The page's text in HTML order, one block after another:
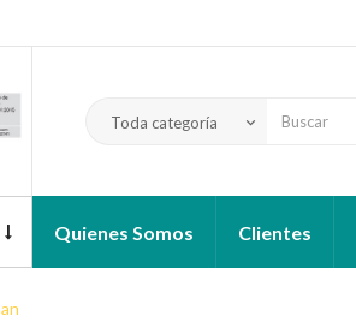
Toda categoría keyboard_arrow_down
Quienes Somos Clientes